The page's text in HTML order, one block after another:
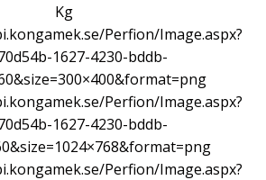
Kg
Perfion/Image.aspx?
1627-4230-bddb-
Perfion/Image.aspx?
1627-4230-bddb-
Perfion/Image.aspx?